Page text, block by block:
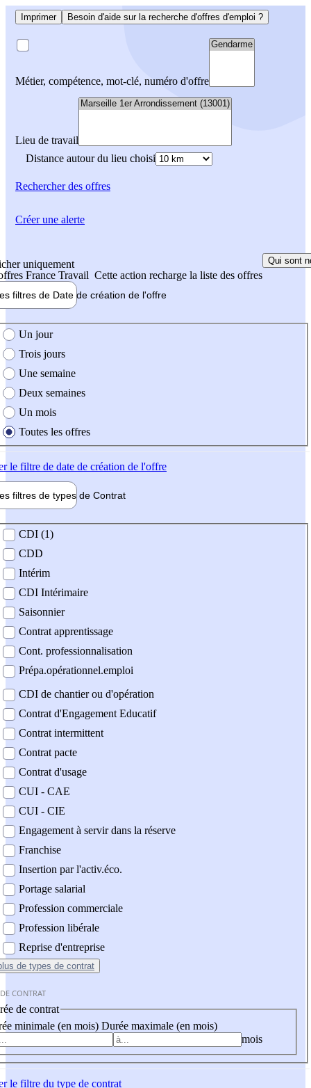
Imprimer Besoin d'aide sur la recherche d'offres d'emploi ?
Métier, compétence, mot-clé, numéro d'offre
Lieu de travail
Distance autour du lieu choisi
Rechercherdes offres
uniquement
France Travail Cette action recharge la liste des offres
Qui sont
filtres de Date de création de l'offre
création de l'offre
Un jour
Trois jours
Une semaine
Deux semaines
Un mois
Toutes les offres
le filtre de date de création de l'offre
filtres de types de Contrat
contrat
CDI (1)
CDD
Intérim
CDI Intérimaire
Saisonnier
Contrat apprentissage
Cont. professionnalisation
Prépa.opérationnel.emploi
CDI de chantier ou d'opération
Contrat d'Engagement Educatif
Contrat intermittent
Contrat pacte
Contrat d'usage
CUI - CAE
CUI - CIE
Engagement à servir dans la réserve
Franchise
Insertion par l'activ.éco.
Portage salarial
Profession commerciale
Profession libérale
Reprise d'entreprise
de types de contrat
CONTRAT
de contrat
minimale (en mois) Durée maximale (en mois)
mois
le filtre du type de contrat
Créer une alerte